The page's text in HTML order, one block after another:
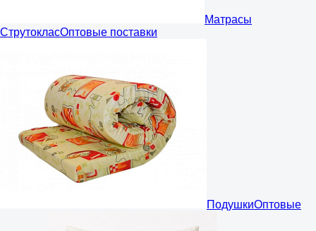
Матрасы
СтрутокласОптовые поставки
ПодушкиОптовые